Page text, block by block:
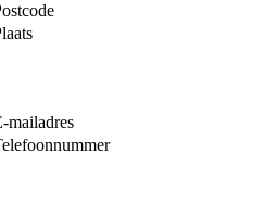
mailadres